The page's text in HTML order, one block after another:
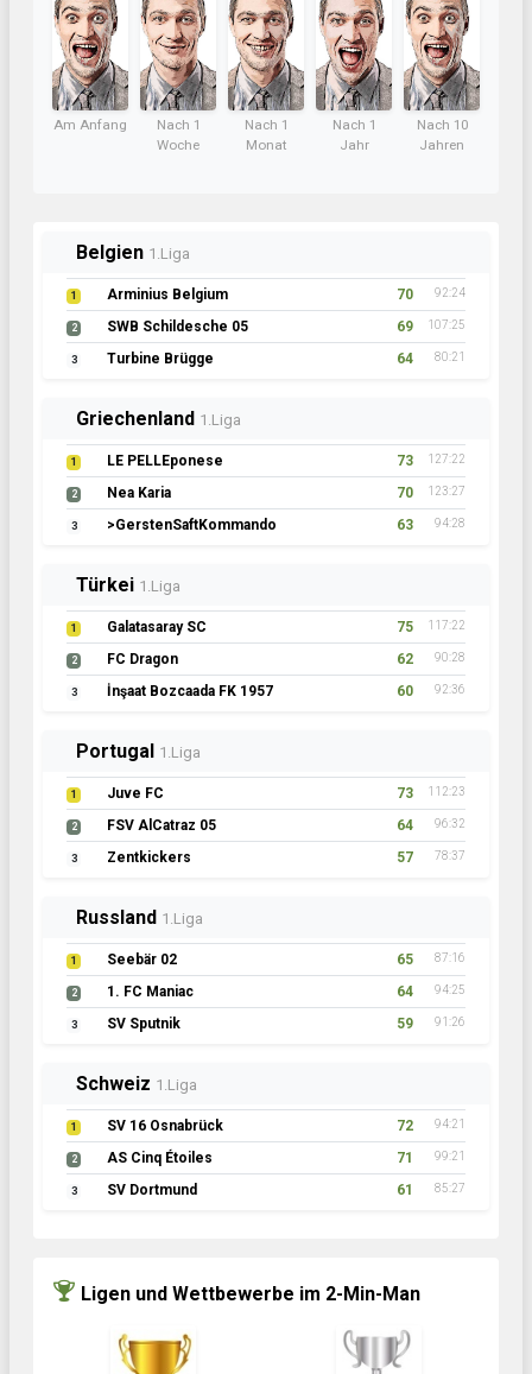
Am Anfang
Nach 1
Woche
Nach 1
Monat
Nach 1
Jahr
Nach 10
Jahren
Belgien 1.Liga
1 Arminius Belgium 70 92:24
2 SWB Schildesche 05 69 107:25
3 Turbine Brügge 64 80:21
Griechenland 1.Liga
1 LE PELLEponese 73 127:22
2 Nea Karia 70 123:27
3 >GerstenSaftKommando 63 94:28
Türkei 1.Liga
1 Galatasaray SC 75 117:22
2 FC Dragon 62 90:28
3 İnşaat Bozcaada FK 1957 60 92:36
Portugal 1.Liga
1 Juve FC 73 112:23
2 FSV AlCatraz 05 64 96:32
3 Zentkickers 57 78:37
Russland 1.Liga
1 Seebär 02 65 87:16
2 1. FC Maniac 64 94:25
3 SV Sputnik 59 91:26
Schweiz 1.Liga
1 SV 16 Osnabrück 72 94:21
2 AS Cinq Étoiles 71 99:21
3 SV Dortmund 61 85:27
Ligen und Wettbewerbe im 2-Min-Man